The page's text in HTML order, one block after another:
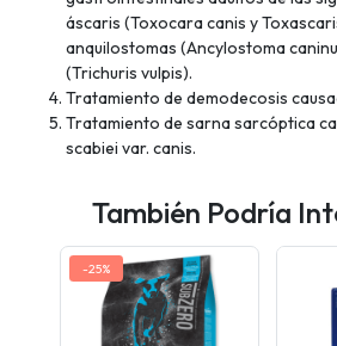
áscaris (Toxocara canis y
anquilostomas (Ancylostoma
(Trichuris vulpis).
Tratamiento de demodecosis
Tratamiento de sarna sarcóptica
scabiei var. canis.
También Podría
-25%